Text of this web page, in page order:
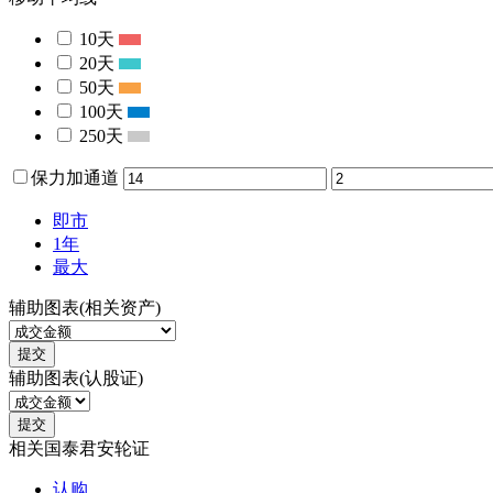
10天
20天
50天
100天
250天
保力加通道
即市
1年
最大
辅助图表(相关资产)
提交
辅助图表(认股证)
提交
相关国泰君安轮证
认购